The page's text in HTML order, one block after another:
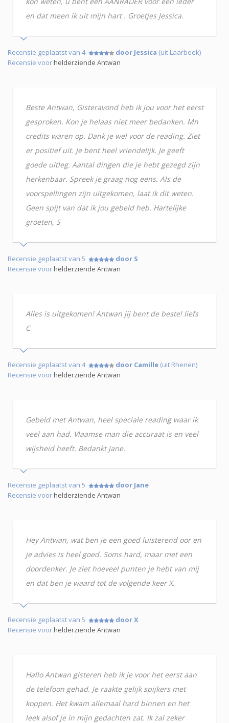
en dat meen ik uit mijn hart . Groetjes Jessica.
Recensie geplaatst van 4 door Jessica (uit Laarbeek)
Recensie voorhelderziende Antwan
Beste Antwan, Gisteravond heb ik jou voor het eerst
gesproken. Kon je helaas niet meer bedanken. Mn
credits waren op. Dank je wel voor de reading. Ziet
er positief uit. Je bent heel vriendelijk. Je geeft
goede uitleg. Aantal dingen die je hebt gezegd zijn
herkenbaar. Spreek je graag nog eens. Als de
voorspellingen zijn uitgekomen, laat ik dit weten.
Geen spijt van dat ik jou gebeld heb. Hartelijke
groeten, S
Recensie geplaatst van 5
door S
Recensie voorhelderziende Antwan
Alles is uitgekomen! Antwan jij bent de beste! liefs
C
Recensie geplaatst van 4 door Camille (uit Rhenen)
Recensie voorhelderziende Antwan
Gebeld met Antwan, heel speciale reading waar ik
veel aan had. Vlaamse man die accuraat is en veel
wijsheid heeft. Bedankt Jane.
Recensie geplaatst van 5
door Jane
Recensie voorhelderziende Antwan
Hey Antwan, wat ben je een goed luisterend oor en
je advies is heel goed. Soms hard, maar met een
doordenker. Je ziet hoeveel punten je hebt van mij
en dat ben je waard tot de volgende keer X.
Recensie geplaatst van 5
door X
Recensie voorhelderziende Antwan
Hallo Antwan gisteren heb ik je voor het eerst aan
de telefoon gehad. Je raakte gelijk spijkers met
koppen. Het kwam allemaal hard binnen en het
leek alsof je in mijn gedachten zat. Ik zal zeker